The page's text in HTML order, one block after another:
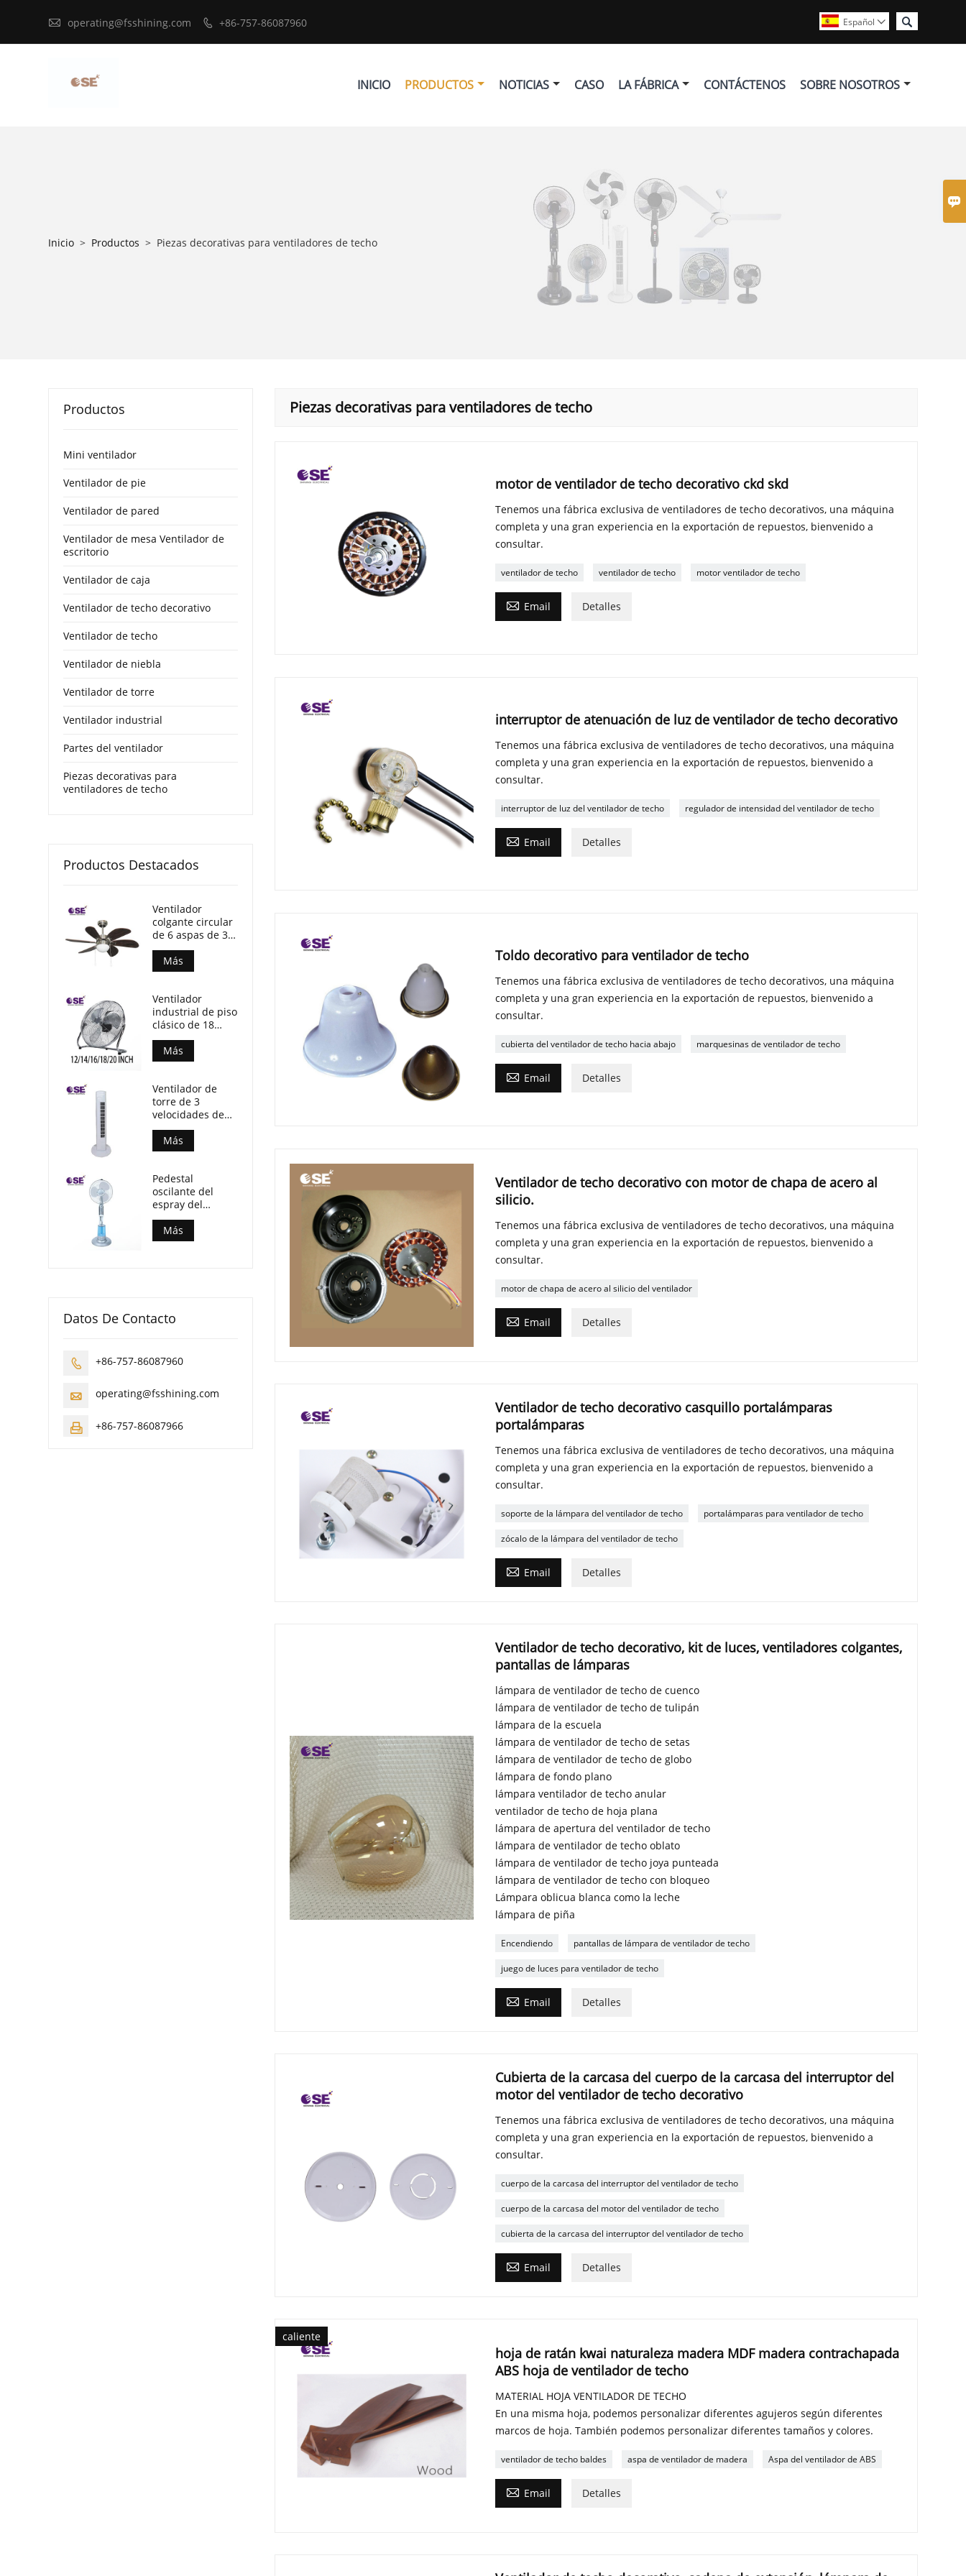

 operating@fsshining.com  +86-757-86087960 
Español 
INICIO PRODUCTOS NOTICIAS CASO LA FÁBRICA CONTÁCTENOS SOBRE NOSOTROS
Inicio > Productos > Piezas decorativas para ventiladores de techo
Piezas decorativas para ventiladores de techo
motor de ventilador de techo decorativo ckd skd
Tenemos una fábrica exclusiva de ventiladores de techo decorativos, una máquina
completa y una gran experiencia en la exportación de repuestos, bienvenido a
consultar.
ventilador de techo ventilador de techo motor ventilador de techo
 Email Detalles
interruptor de atenuación de luz de ventilador de techo decorativo
Tenemos una fábrica exclusiva de ventiladores de techo decorativos, una máquina
completa y una gran experiencia en la exportación de repuestos, bienvenido a
consultar.
interruptor de luz del ventilador de techo regulador de intensidad del ventilador de techo
 Email Detalles
Toldo decorativo para ventilador de techo
Tenemos una fábrica exclusiva de ventiladores de techo decorativos, una máquina
completa y una gran experiencia en la exportación de repuestos, bienvenido a
consultar.
cubierta del ventilador de techo hacia abajo marquesinas de ventilador de techo
 Email Detalles
Ventilador de techo decorativo con motor de chapa de acero al
silicio.
Tenemos una fábrica exclusiva de ventiladores de techo decorativos, una máquina
completa y una gran experiencia en la exportación de repuestos, bienvenido a
consultar.
motor de chapa de acero al silicio del ventilador
 Email Detalles
Ventilador de techo decorativo casquillo portalámparas
portalámparas
Tenemos una fábrica exclusiva de ventiladores de techo decorativos, una máquina
completa y una gran experiencia en la exportación de repuestos, bienvenido a
consultar.
soporte de la lámpara del ventilador de techo portalámparas para ventilador de techo
zócalo de la lámpara del ventilador de techo
 Email Detalles
Ventilador de techo decorativo, kit de luces, ventiladores colgantes,
pantallas de lámparas
lámpara de ventilador de techo de cuenco
lámpara de ventilador de techo de tulipán
lámpara de la escuela
lámpara de ventilador de techo de setas
lámpara de ventilador de techo de globo
lámpara de fondo plano
lámpara ventilador de techo anular
ventilador de techo de hoja plana
lámpara de apertura del ventilador de techo
lámpara de ventilador de techo oblato
lámpara de ventilador de techo joya punteada
lámpara de ventilador de techo con bloqueo
Lámpara oblicua blanca como la leche
lámpara de piña
Encendiendo pantallas de lámpara de ventilador de techo
juego de luces para ventilador de techo
 Email Detalles
Cubierta de la carcasa del cuerpo de la carcasa del interruptor del
motor del ventilador de techo decorativo
Tenemos una fábrica exclusiva de ventiladores de techo decorativos, una máquina
completa y una gran experiencia en la exportación de repuestos, bienvenido a
consultar.
cuerpo de la carcasa del interruptor del ventilador de techo
cuerpo de la carcasa del motor del ventilador de techo
cubierta de la carcasa del interruptor del ventilador de techo
 Email Detalles
caliente
hoja de ratán kwai naturaleza madera MDF madera contrachapada
ABS hoja de ventilador de techo
MATERIAL HOJA VENTILADOR DE TECHO
En una misma hoja, podemos personalizar diferentes agujeros según diferentes
marcos de hoja. También podemos personalizar diferentes tamaños y colores.
ventilador de techo baldes aspa de ventilador de madera Aspa del ventilador de ABS
 Email Detalles
Productos
Mini ventilador
Ventilador de pie
Ventilador de pared
Ventilador de mesa Ventilador de
escritorio
Ventilador de caja
Ventilador de techo decorativo
Ventilador de techo
Ventilador de niebla
Ventilador de torre
Ventilador industrial
Partes del ventilador
Piezas decorativas para
ventiladores de techo
Productos Destacados
Ventilador
colgante circular
de 6 aspas de 30
pulgadas con luz
Más
Ventilador
industrial de piso
clásico de 18
pulgadas y 3
aspas de
aluminio de
Más
Ventilador de
torre de 3
velocidades de
cuerpo de PP de
motor de
aluminio sin
Más
Pedestal
oscilante del
espray del
aparato
electrodoméstico
fan derecha de la
Más
Datos De Contacto
 +86-757-86087960
 operating@fsshining.com
 +86-757-86087966